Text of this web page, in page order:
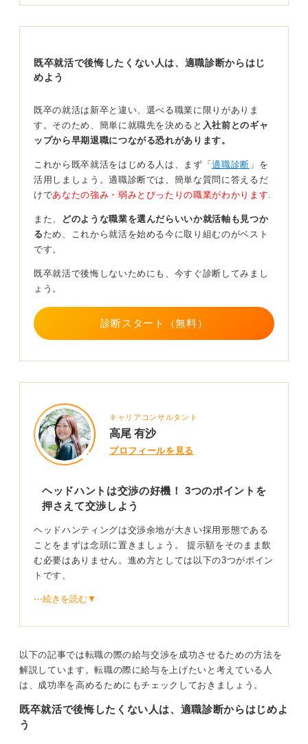
自分が評価された強みを根拠に交渉することが成功
提示された金額をそのまま受け入れる前、まず確認すべ
企業があなた自身の何に対して価値を感じたのか。経
験、スキル、成果、人脈など、それらの強みを客観的に
エージェントに交渉を頼むのも有効
また、ヘッドハンターやエージェント経由でのヘッドハ
ンティングの場合は、給与交渉がよりスムーズに進めや
すくなります。彼らの業務は成果報酬であることが一般
的であり、年収の30～50％が紹介手数料となるケースが
多いです。
そのため、より高い年収で転職してもらったほうが双方
の利益となります。ぜひ積極的に交渉してもらいましょ
う。
もちろん、焦りは禁物です。まずは自分の市場価値を客
0
既卒就活で後悔したくない人は、適職診断からはじ
めよう
既卒の就活は新卒と違い、選べる職業に限りがありま
す。そのため、簡単に就職先を決めると 入社前とのギャ
ップから早期退職につながる恐れがあります。
これから既卒就活をはじめる人は、まず「適職診断 」を
活用しましょう。適職診断では、簡単な質問に答えるだ
けであなたの強み・弱みとぴったりの職業がわかります.
また、
どのような職業を選んだらいいか就活軸も見つか
る ため、これから就活を始める今に取り組むのがベスト
です。
既卒就活で後悔しないためにも、今すぐ診断してみまし
ょう。
診断スタート（無料）
キャリアコンサルタント
高尾 有沙
プロフィールを見る
ヘッドハントは交渉の好機！ 3つのポイントを
押さえて交渉しよう
ヘッドハンティングは交渉余地が大きい採用形態である
ことをまずは念頭に置きましょう。 提示額をそのまま飲
む必要はありません。進め方としては以下の3つがポイン
トです。
①情報整理
酬）、市場相場（同職種・同規模・同エリア）、自分の
持ち込める価値（売上・コスト削減・プロジェクト実
績）を数字で準備。交渉するうえでの材料になります。
②条件設計
⋯続きを読む▼
以下の記事では転職の際の給与交渉を成功させるための方法を
解説しています。転職の際に給与を上げたいと考えている人
は、成功率を高めるためにもチェックしておきましょう。
既卒就活で後悔したくない人は、適職診断からはじめよ
う